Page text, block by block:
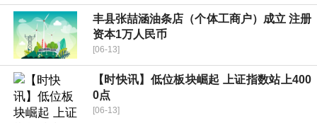
丰县张喆涵油条店（个体工商户）成立 注册
资本1万人民币
[06-13]
【时快讯】低位板块崛起 上证指数站上400
0点
[06-13]